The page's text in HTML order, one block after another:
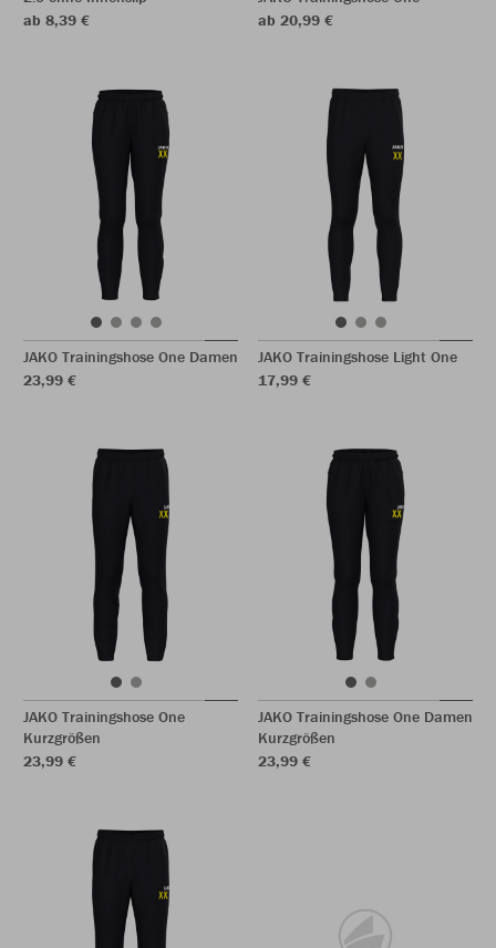
ab 8,39 €
ab 20,99 €
JAKO Trainingshose One Damen
23,99 €
JAKO Trainingshose Light One
17,99 €
JAKO Trainingshose One
Kurzgrößen
23,99 €
JAKO Trainingshose One Damen
Kurzgrößen
23,99 €